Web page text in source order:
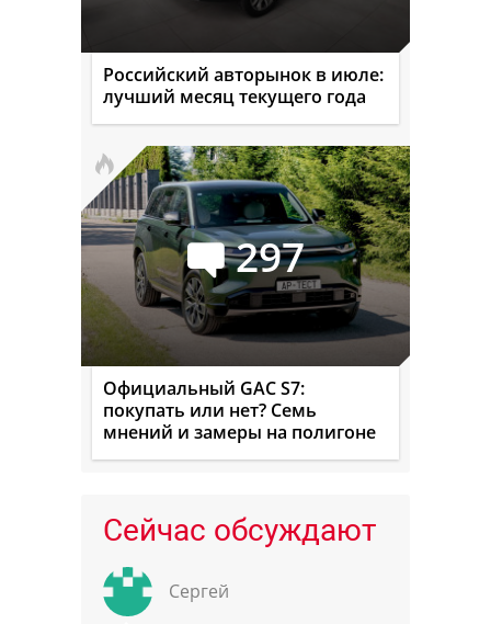
Российский авторынок в июле:
лучший месяц текущего года
297
Официальный GAC S7:
покупать или нет? Семь
мнений и замеры на полигоне
Сейчас обсуждают
Сергей